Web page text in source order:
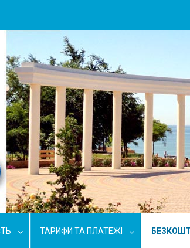
ТАРИФИ ТА ПЛАТЕЖІ